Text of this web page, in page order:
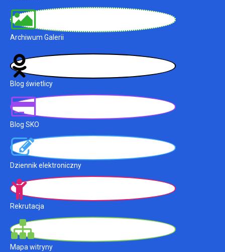
Archiwum Galerii
Blog świetlicy
Blog SKO
Dziennik elektroniczny
Rekrutacja
Mapa witryny